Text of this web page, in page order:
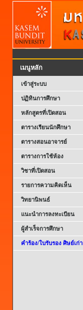
เมนูหลัก
เข้าสู่ระบบ
ปฏิทินการศึกษา
หลักสูตรที่เปิดสอน
ตารางเรียนนักศึกษา
ตารางสอนอาจารย์
ตารางการใช้ห้อง
วิชาที่เปิดสอน
รายการความคิดเห็น
วิทยานิพนธ์
แนะนำการลงทะเบียน
ผู้สำเร็จการศึกษา
คำร้อง/ใบรับรอง ศิษย์เก่า